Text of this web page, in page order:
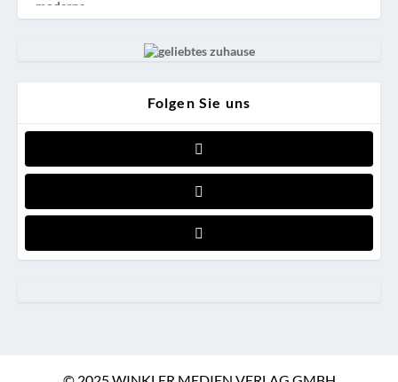
Folgen Sie uns